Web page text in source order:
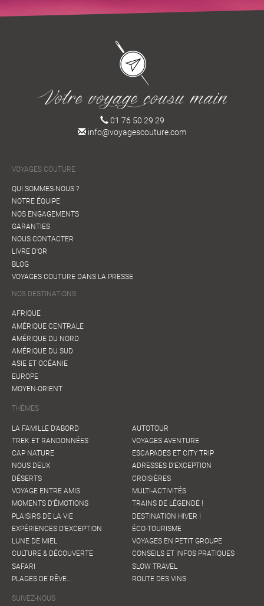
01 76 50 29 29
info@voyagescouture.com
VOYAGES COUTURE
QUI SOMMES-NOUS ?
NOTRE ÉQUIPE
NOS ENGAGEMENTS
GARANTIES
NOUS CONTACTER
LIVRE D'OR
BLOG
VOYAGES COUTURE DANS LA PRESSE
NOS DESTINATIONS
AFRIQUE
AMÉRIQUE CENTRALE
AMÉRIQUE DU NORD
AMÉRIQUE DU SUD
ASIE ET OCÉANIE
EUROPE
MOYEN-ORIENT
THÈMES
LA FAMILLE D'ABORD
TREK ET RANDONNÉES
CAP NATURE
NOUS DEUX
DÉSERTS
VOYAGE ENTRE AMIS
MOMENTS D'ÉMOTIONS
PLAISIRS DE LA VIE
EXPÉRIENCES D'EXCEPTION
LUNE DE MIEL
CULTURE & DÉCOUVERTE
SAFARI
PLAGES DE RÊVE...
AUTOTOUR
VOYAGES AVENTURE
ESCAPADES ET CITY TRIP
ADRESSES D'EXCEPTION
CROISIÈRES
MULTI-ACTIVITÉS
TRAINS DE LÉGENDE !
DESTINATION HIVER !
ÉCO-TOURISME
VOYAGES EN PETIT GROUPE
CONSEILS ET INFOS PRATIQUES
SLOW TRAVEL
ROUTE DES VINS
SUIVEZ-NOUS